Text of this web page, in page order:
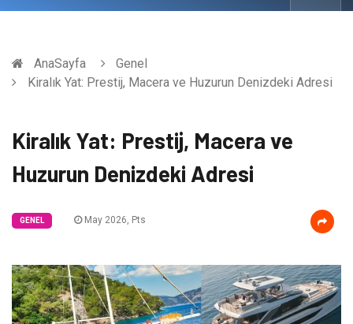
AnaSayfa
Genel
Kiralık Yat: Prestij, Macera ve Huzurun Denizdeki Adresi
Kiralık Yat: Prestij, Macera ve
Huzurun Denizdeki Adresi
GENEL May 2026, Pts